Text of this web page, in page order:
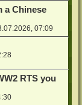
a Chinese
07:09
RTS you